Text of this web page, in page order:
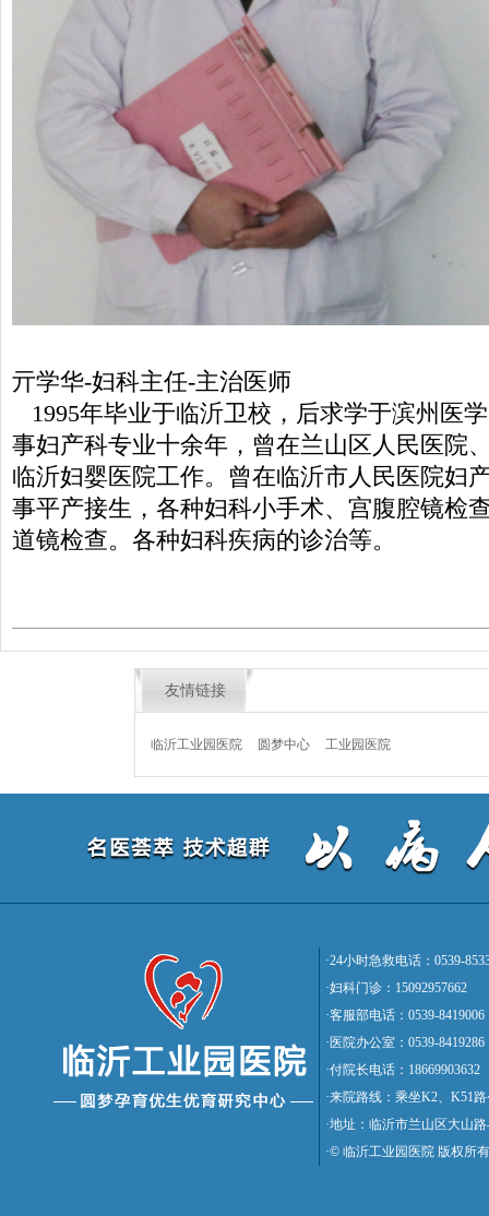
亓学华-妇科主任-主治医师
1995年毕业于临沂卫校，后求学于滨州医
事妇产科专业十余年，曾在兰山区人民医院
临沂妇婴医院工作。曾在临沂市人民医院妇
事平产接生，各种妇科小手术、宫腹腔镜检
道镜检查。各种妇科疾病的诊治等。
友情链接
临沂工业园医院 圆梦中心 工业园医院
·24小时急救电话：0539-
·妇科门诊：15092957662
·客服部电话：0539-8419006
·医院办公室：0539-8419286
·付院长电话：18669903632
·来院路线：乘坐K2、K51
·地址：临沂市兰山区大山
·© 临沂工业园医院 版权所